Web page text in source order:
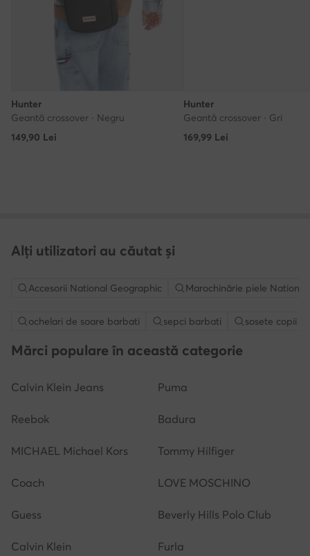
Hunter
Geantă crossover · Negru
149,90 Lei
Hunter
Geantă crossover · Gri
169,99 Lei
Alți utilizatori au căutat și
Accesorii National Geographic Marochinărie piele
ochelari de soare barbati sepci barbati sosete copii
Mărci populare în această categorie
Calvin Klein Jeans Puma
Reebok Badura
MICHAEL Michael Kors Tommy Hilfiger
Coach LOVE MOSCHINO
Guess Beverly Hills Polo Club
Calvin Klein Furla